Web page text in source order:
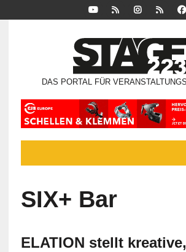
DAS PORTAL FÜR
SIX+ Bar
ELATION stellt kreative,